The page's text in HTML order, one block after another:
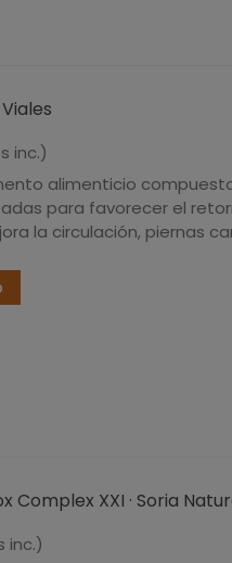
inc.)
alimenticio
para favorecer el
la circulación, piernas
Complex XXI · Soria
inc.)